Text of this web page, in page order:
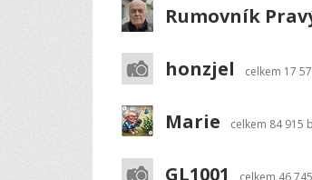
Rumovník
honzjel celkem 17
Marie celkem 84 915
GL1001 celkem 46